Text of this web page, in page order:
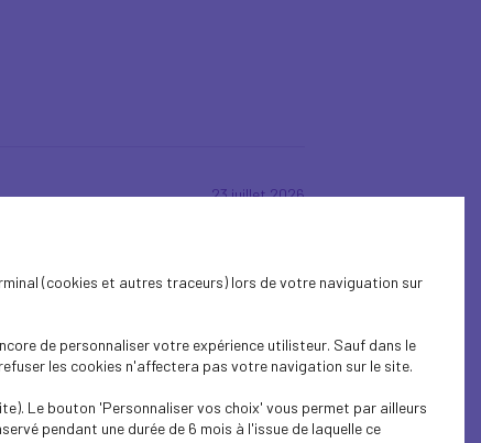
23 juillet 2026
22 juillet 2026
(cookies et autres traceurs) lors de votre naviguation sur
de personnaliser votre expérience utilisteur. Sauf dans le
les cookies n'affectera pas votre navigation sur le site.
Le bouton 'Personnaliser vos choix' vous permet par ailleurs
pendant une durée de 6 mois à l'issue de laquelle ce